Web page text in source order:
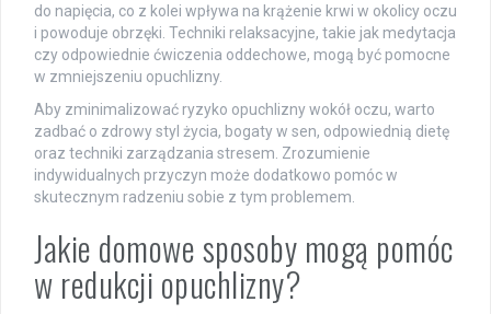
do napięcia, co z kolei wpływa na krążenie krwi w okolicy oczu
i powoduje obrzęki. Techniki relaksacyjne, takie jak medytacja
czy odpowiednie ćwiczenia oddechowe, mogą być pomocne
w zmniejszeniu opuchlizny.
Aby zminimalizować ryzyko opuchlizny wokół oczu, warto
zadbać o zdrowy styl życia, bogaty w sen, odpowiednią dietę
oraz techniki zarządzania stresem. Zrozumienie
indywidualnych przyczyn może dodatkowo pomóc w
skutecznym radzeniu sobie z tym problemem.
Jakie domowe sposoby mogą pomóc
w redukcji opuchlizny?